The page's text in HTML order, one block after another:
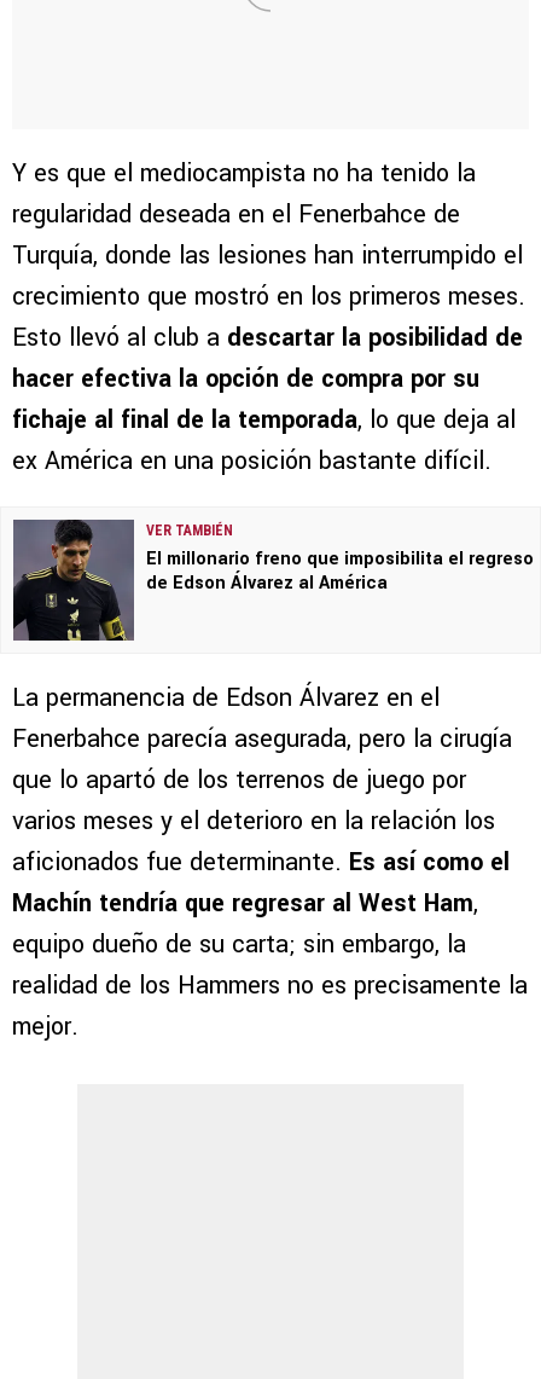
Y es que el mediocampista no ha tenido la
regularidad deseada en el Fenerbahce de
Turquía, donde las lesiones han interrumpido el
crecimiento que mostró en los primeros meses.
Esto llevó al club a descartar la posibilidad de
hacer efectiva la opción de compra por su
fichaje al final de la temporada, lo que deja al
ex América en una posición bastante difícil.
VER TAMBIÉN
El millonario freno que imposibilita el regreso
de Edson Álvarez al América
La permanencia de Edson Álvarez en el
Fenerbahce parecía asegurada, pero la cirugía
que lo apartó de los terrenos de juego por
varios meses y el deterioro en la relación los
aficionados fue determinante. Es así como el
Machín tendría que regresar al West Ham,
equipo dueño de su carta; sin embargo, la
realidad de los Hammers no es precisamente la
mejor.